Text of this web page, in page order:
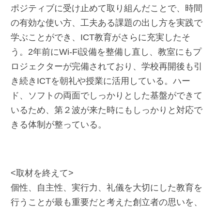
ポジティブに受け止めて取り組んだことで、時間
の有効な使い方、工夫ある課題の出し方を実践で
学ぶことができ、ICT教育がさらに充実したそ
う。2年前にWi-Fi設備を整備し直し、教室にもプ
ロジェクターが完備されており、学校再開後も引
き続きICTを朝礼や授業に活用している。ハー
ド、ソフトの両面でしっかりとした基盤ができて
いるため、第２波が来た時にもしっかりと対応で
きる体制が整っている。
<取材を終えて>
個性、自主性、実行力、礼儀を大切にした教育を
行うことが最も重要だと考えた創立者の思いを、